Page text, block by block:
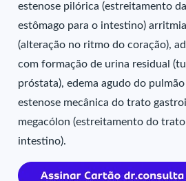
estenose pilórica (estreitamento
estômago para o intestino)
(alteração no ritmo do coração),
com formação de urina residual
próstata), edema agudo do
estenose mecânica do trato
megacólon (estreitamento do
intestino).